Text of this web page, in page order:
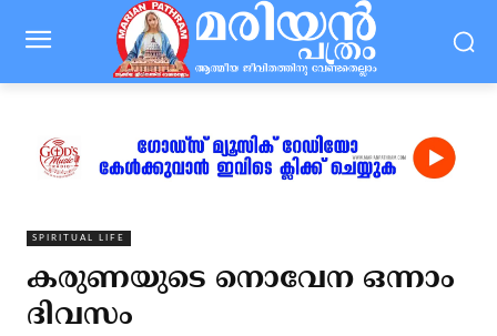
SPIRITUAL LIFE
കരുണയുടെ നൊവേന ഒന്നാം
ദിവസം